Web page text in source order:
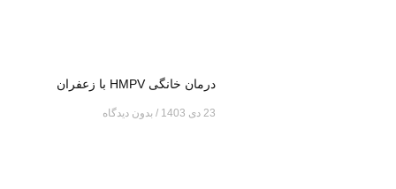
درمان خانگی HMPV با زعفران
23 دی 1403 بدون دیدگاه